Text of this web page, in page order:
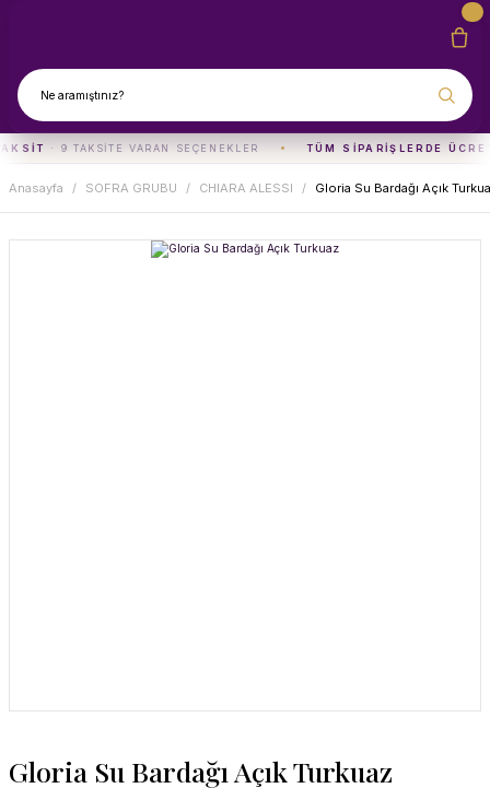
· 9 TAKSITE VARAN SEÇENEKLER TÜM SIPARIŞLERDE
Anasayfa SOFRA GRUBU CHIARA ALESSI Gloria Su Bardağı Açık
Gloria Su Bardağı Açık Turkuaz